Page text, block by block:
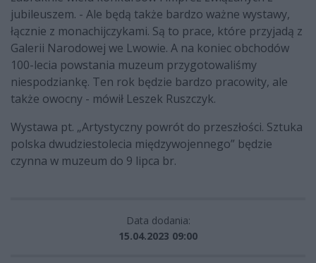
jubileuszem. - Ale będą także bardzo ważne wystawy,
łącznie z monachijczykami. Są to prace, które przyjadą z
Galerii Narodowej we Lwowie. A na koniec obchodów
100-lecia powstania muzeum przygotowaliśmy
niespodziankę. Ten rok będzie bardzo pracowity, ale
także owocny - mówił Leszek Ruszczyk.
Wystawa pt. „Artystyczny powrót do przeszłości. Sztuka
polska dwudziestolecia międzywojennego” będzie
czynna w muzeum do 9 lipca br.
Data dodania:
15.04.2023 09:00